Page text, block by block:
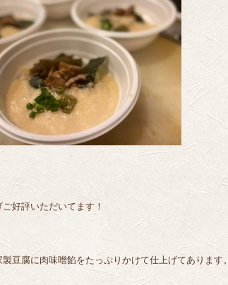
好評いただいてます！
豆腐に肉味噌餡をたっぷりかけて仕上げてあります。